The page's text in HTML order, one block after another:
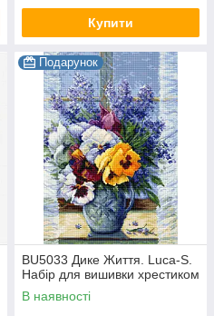
Купити
Подарунок
BU5033 Дике Життя. Luca-S.
Набір для вишивки хрестиком
В наявності